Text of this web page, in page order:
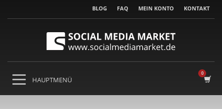
BLOG FAQ MEIN KONTO KONTAKT